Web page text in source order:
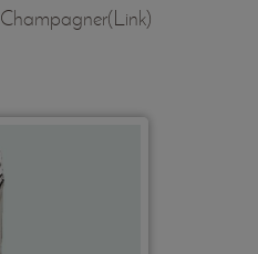
Champagner(Link)